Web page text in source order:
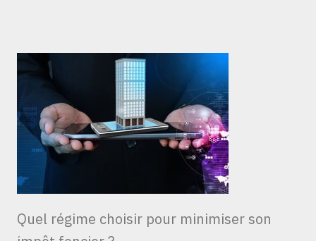
Quel régime choisir pour minimiser son